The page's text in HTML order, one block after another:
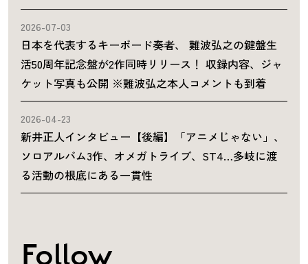
2026-07-03
日本を代表するキーボード奏者、 難波弘之の鍵盤生
活50周年記念盤が2作同時リリース！ 収録内容、ジャ
ケット写真も公開 ※難波弘之本人コメントも到着
2026-04-23
新井正人インタビュー【後編】「アニメじゃない」、
ソロアルバム3作、オメガトライブ、ST4…多岐に渡
る活動の根底にある一貫性
Follow